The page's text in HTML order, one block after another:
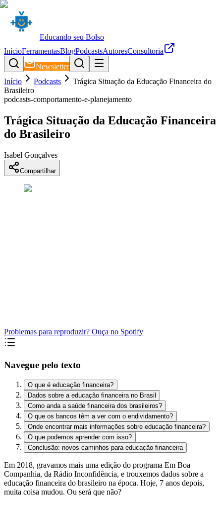
Educando seu Bolso
InícioFerramentasBlogPodcastsAutoresConsultoria
Newsletter
Início
Podcasts
Trágica Situação da Educação Financeira do
Brasileiro
podcasts-comportamento-e-planejamento
Trágica Situação da Educação Financeira
do Brasileiro
Isabel Gonçalves
Compartilhar
Problemas para reproduzir? Ouça no Spotify
Navegue pelo texto
O que é educação financeira?
Dados sobre a educação financeira no Brasil
Como anda a saúde financeira dos brasileiros?
O que os bancos têm a ver com o endividamento?
Onde encontrar mais informações sobre educação financeira?
O que podemos aprender com isso?
Conclusão: novos caminhos para educação financeira
Em 2018, gravamos mais uma edição do programa Em Boa
Companhia, da Rádio Inconfidência, e trouxemos dados sobre a
educação financeira do brasileiro na época. Hoje, 7 anos depois,
muita coisa mudou. Ou será que não?